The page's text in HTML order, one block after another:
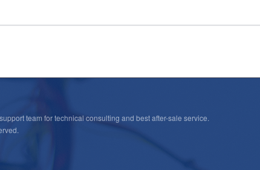
team for technical consulting and best after-sale service.